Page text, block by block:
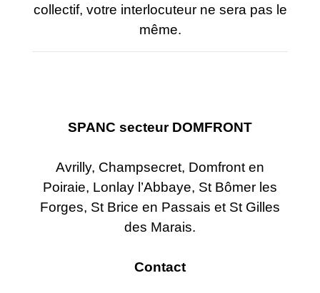
collectif, votre interlocuteur ne sera pas le
même.
SPANC secteur DOMFRONT
Avrilly, Champsecret, Domfront en
Poiraie, Lonlay l’Abbaye, St Bômer les
Forges, St Brice en Passais et St Gilles
des Marais.
Contact